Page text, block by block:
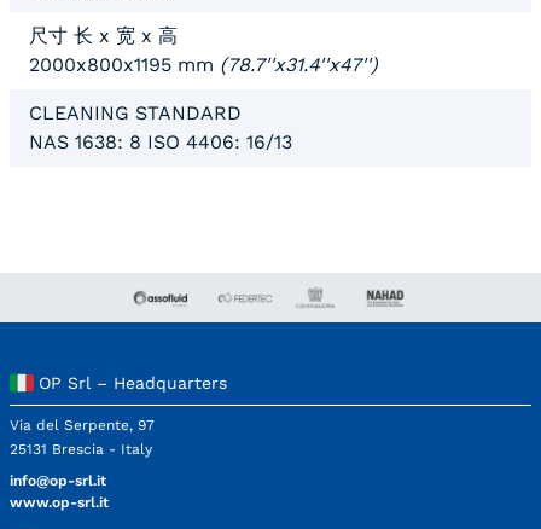
尺寸 长 x 宽 x 高
2000x800x1195 mm (78.7''x31.4''x47'')
CLEANING STANDARD
NAS 1638: 8 ISO 4406: 16/13
OP Srl – Headquarters
Via del Serpente, 97
25131 Brescia - Italy
info@op-srl.it
www.op-srl.it